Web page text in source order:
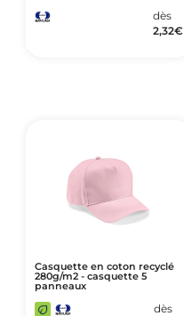
dès
2,32€
Casquette en coton recyclé
280g/m2 - casquette 5
panneaux
dès